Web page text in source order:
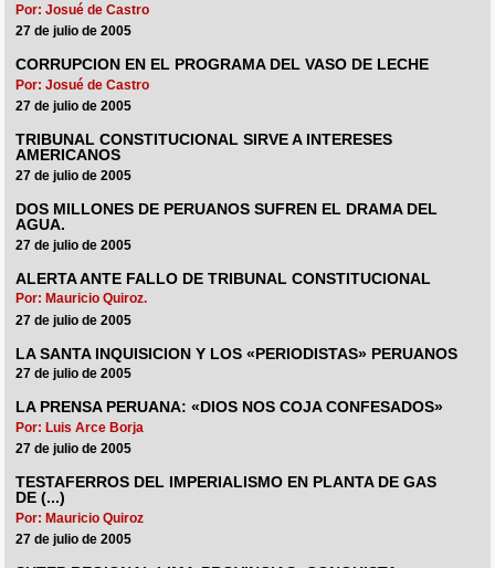
Por: Josué de Castro
27 de julio de 2005
CORRUPCION EN EL PROGRAMA DEL VASO DE LECHE
Por: Josué de Castro
27 de julio de 2005
TRIBUNAL CONSTITUCIONAL SIRVE A INTERESES
AMERICANOS
27 de julio de 2005
DOS MILLONES DE PERUANOS SUFREN EL DRAMA DEL
AGUA.
27 de julio de 2005
ALERTA ANTE FALLO DE TRIBUNAL CONSTITUCIONAL
Por: Mauricio Quiroz.
27 de julio de 2005
LA SANTA INQUISICION Y LOS «PERIODISTAS» PERUANOS
27 de julio de 2005
LA PRENSA PERUANA: «DIOS NOS COJA CONFESADOS»
Por: Luis Arce Borja
27 de julio de 2005
TESTAFERROS DEL IMPERIALISMO EN PLANTA DE GAS
DE (...)
Por: Mauricio Quiroz
27 de julio de 2005